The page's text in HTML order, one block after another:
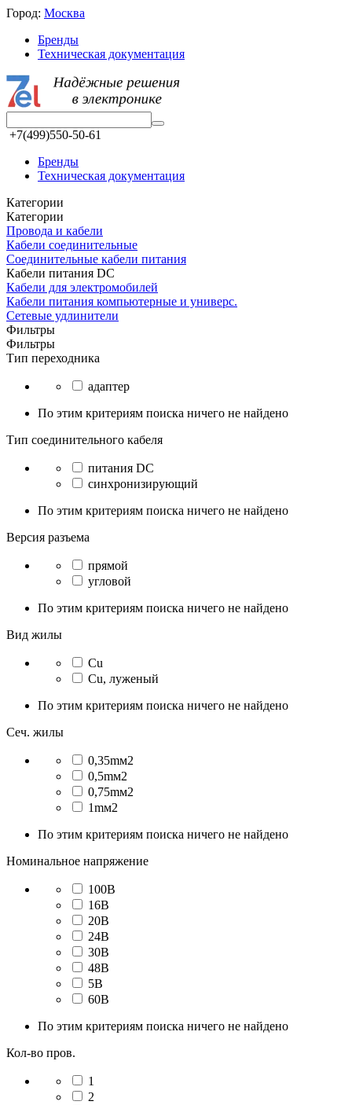
Город: Москва
Бренды
Техническая документация
+7(499)550-50-61
Бренды
Техническая документация
Категории
Категории
Провода и кабели
Кабели соединительные
Соединительные кабели питания
Кабели питания DC
Кабели для электромобилей
Кабели питания компьютерные и универс.
Сетевые удлинители
Фильтры
Фильтры
Тип переходника
адаптер
По этим критериям поиска ничего не найдено
Тип соединительного кабеля
питания DC
синхронизирующий
По этим критериям поиска ничего не найдено
Версия разъема
прямой
угловой
По этим критериям поиска ничего не найдено
Вид жилы
Cu
Cu, луженый
По этим критериям поиска ничего не найдено
Сеч. жилы
0,35mм2
0,5mм2
0,75mм2
1mм2
По этим критериям поиска ничего не найдено
Номинальное напряжение
100В
16В
20В
24В
30В
48В
5В
60В
По этим критериям поиска ничего не найдено
Кол-во пров.
1
2